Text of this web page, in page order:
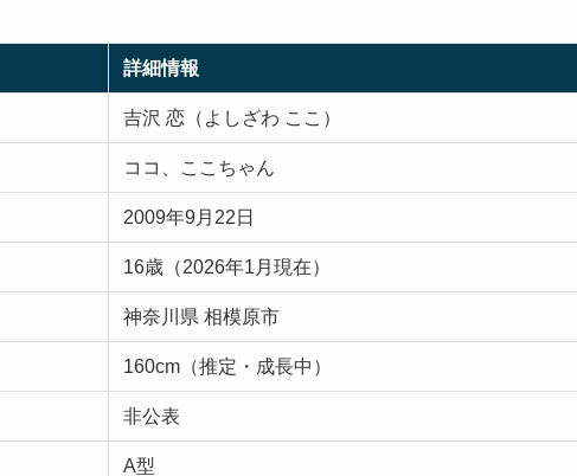
詳細情報
吉沢 恋（よしざわ ここ）
ココ、ここちゃん
2009年9月22日
16歳（2026年1月現在）
神奈川県 相模原市
160cm（推定・成長中）
非公表
A型